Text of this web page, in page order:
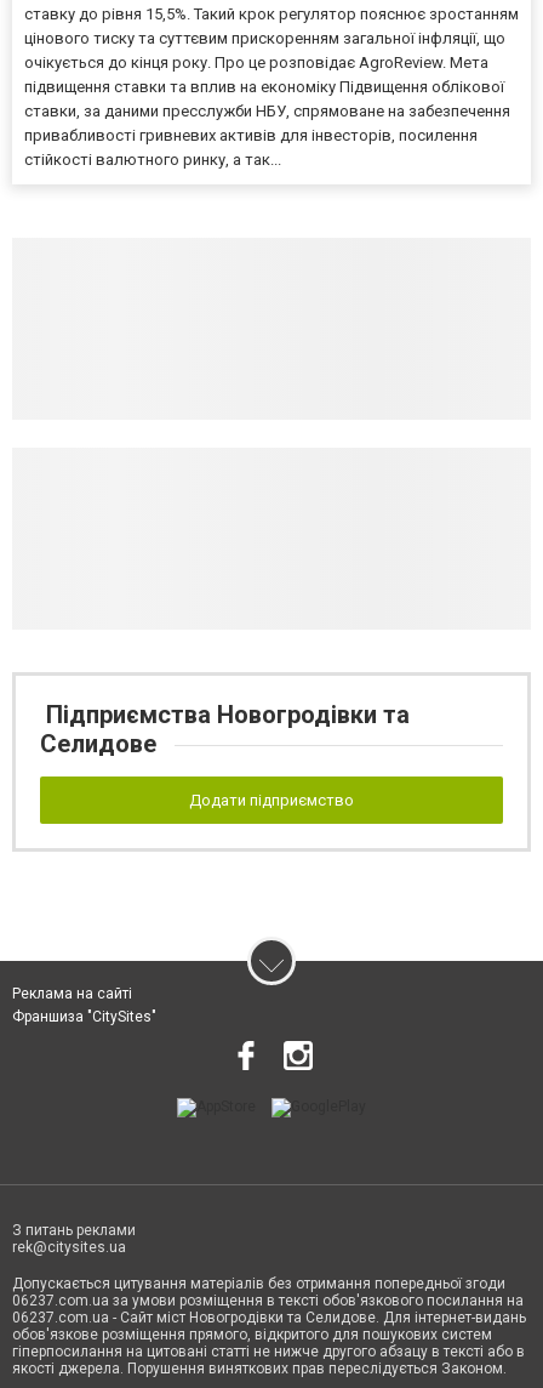
ставку до рівня 15,5%. Такий крок регулятор пояснює зростанням
цінового тиску та суттєвим прискоренням загальної інфляції, що
очікується до кінця року. Про це розповідає AgroReview. Мета
підвищення ставки та вплив на економіку Підвищення облікової
ставки, за даними пресслужби НБУ, спрямоване на забезпечення
привабливості гривневих активів для інвесторів, посилення
стійкості валютного ринку, а так...
Підприємства Новогродівки та
Селидове
Додати підприємство
Реклама на сайті
Франшиза "CitySites"
З питань реклами
rek@citysites.ua
Допускається цитування матеріалів без отримання попередньої згоди
06237.com.ua за умови розміщення в тексті обов'язкового посилання на
06237.com.ua - Сайт міст Новогродівки та Селидове. Для інтернет-видань
обов'язкове розміщення прямого, відкритого для пошукових систем
гіперпосилання на цитовані статті не нижче другого абзацу в тексті або в
якості джерела. Порушення виняткових прав переслідується Законом.